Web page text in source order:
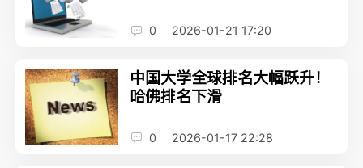
0 2026-01-21 17:20
中国大学全球排名大幅跃升！
哈佛排名下滑
0 2026-01-17 22:28